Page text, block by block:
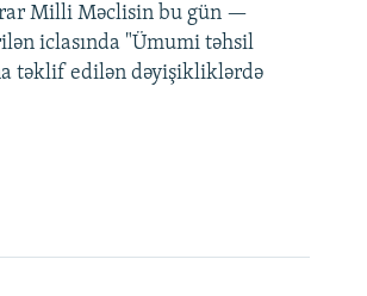
480p
720p
Milli Məclisin bu gün —
iclasında "Ümumi təhsil
təklif edilən dəyişikliklərdə